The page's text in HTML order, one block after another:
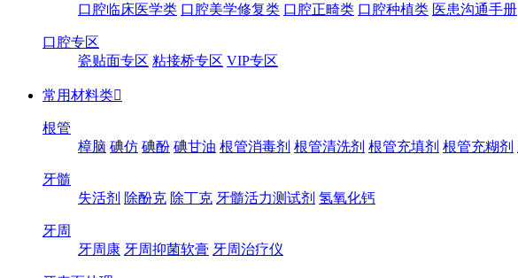
口腔临床医学类 口腔美学修复类 口腔正畸类 口腔种植类 医患沟通手册
口腔专区
瓷贴面专区 粘接桥专区 VIP专区
常用材料类
根管
樟脑 碘仿 碘酚 碘甘油 根管消毒剂 根管清洗剂 根管充填剂 根管充糊剂
牙髓
失活剂 除酚克 除丁克 牙髓活力测试剂 氢氧化钙
牙周
牙周康 牙周抑菌软膏 牙周治疗仪